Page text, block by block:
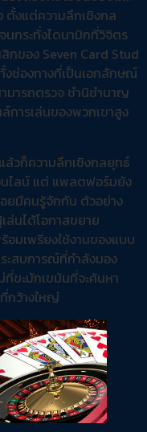
ตั้งแต่ความลึกเชิงกล
นกระทั่งไดนามิกที่วิจิตร
กของ Seven Card Stud
งช่องทางที่เป็นเอกลักษณ์
มารถตรวจ ชำนิชำนาญ
ารเล่นของพวกเขาสูง
ล้วก็ความลึกเชิงกลยุทธ์
ไลน์ แต่ แพลตฟอร์มยัง
ยมีคนรู้จักกัน ตัวอย่าง
ล่นได้โอกาสขยาย
มเพรียงใช้งานของแบบ
ะสบการณ์ที่กำลังมอง
ที่ขะมักเขม้นที่จะค้นหา
กว้างใหญ่